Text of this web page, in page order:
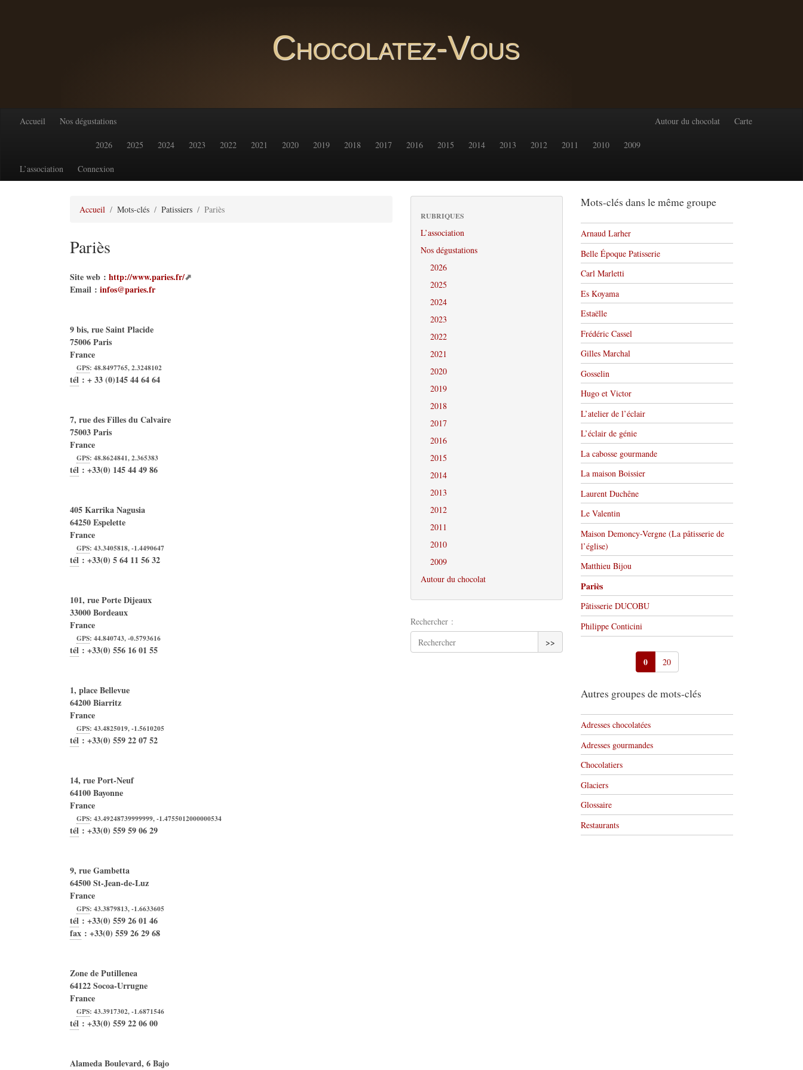
Chocolatez-Vous
Accueil Nos dégustations
2026 2025 2024 2023 2022 2021 2020 2019 2018 2017 2016 2015 2014 2013 2012 2011 2010 2009
Autour du chocolat Carte
L’association Connexion
Accueil Mots-clés Patissiers Pariès
Pariès
Site web : http://www.paries.fr/
Email : infos@paries.fr
9 bis, rue Saint Placide
75006Paris
France
GPS:48.8497765,2.3248102
tél : + 33 (0)145 44 64 64
7, rue des Filles du Calvaire
75003Paris
France
GPS:48.8624841,2.365383
tél : +33(0) 145 44 49 86
405 Karrika Nagusia
64250Espelette
France
GPS:43.3405818,-1.4490647
tél : +33(0) 5 64 11 56 32
101, rue Porte Dijeaux
33000Bordeaux
France
GPS:44.840743,-0.5793616
tél : +33(0) 556 16 01 55
1, place Bellevue
64200Biarritz
France
GPS:43.4825019,-1.5610205
tél : +33(0) 559 22 07 52
14, rue Port-Neuf
64100Bayonne
France
GPS:43.49248739999999,-1.4755012000000534
tél : +33(0) 559 59 06 29
9, rue Gambetta
64500St-Jean-de-Luz
France
GPS:43.3879813,-1.6633605
tél : +33(0) 559 26 01 46
fax : +33(0) 559 26 29 68
Zone de Putillenea
64122Socoa-Urrugne
France
GPS:43.3917302,-1.6871546
tél : +33(0) 559 22 06 00
Alameda Boulevard, 6 Bajo
RUBRIQUES
L’association
Nos dégustations
2026
2025
2024
2023
2022
2021
2020
2019
2018
2017
2016
2015
2014
2013
2012
2011
2010
2009
Autour du chocolat
Rechercher :
>>
Mots-clés dans le même groupe
Arnaud Larher
Belle Époque Patisserie
Carl Marletti
Es Koyama
Estaëlle
Frédéric Cassel
Gilles Marchal
Gosselin
Hugo et Victor
L’atelier de l’éclair
L’éclair de génie
La cabosse gourmande
La maison Boissier
Laurent Duchêne
Le Valentin
Maison Demoncy-Vergne (La pâtisserie de
l’église)
Matthieu Bijou
Pariès
Pâtisserie DUCOBU
Philippe Conticini
0 20
Autres groupes de mots-clés
Adresses chocolatées
Adresses gourmandes
Chocolatiers
Glaciers
Glossaire
Restaurants